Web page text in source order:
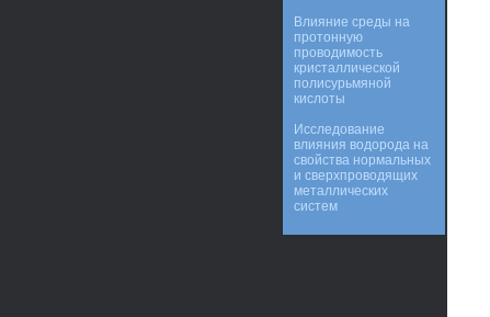
Влияние среды на
протонную
проводимость
кристаллической
полисурьмяной
кислоты
Исследование
влияния водорода на
свойства нормальных
и сверхпроводящих
металлических
систем